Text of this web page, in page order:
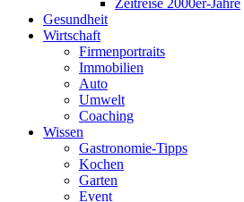
Zeitreise 2000er-Jahre
Gesundheit
Wirtschaft
Firmenportraits
Immobilien
Auto
Umwelt
Coaching
Wissen
Gastronomie-Tipps
Kochen
Garten
Event